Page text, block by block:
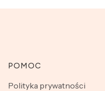
Linki w stopce
POMOC
Polityka prywatności